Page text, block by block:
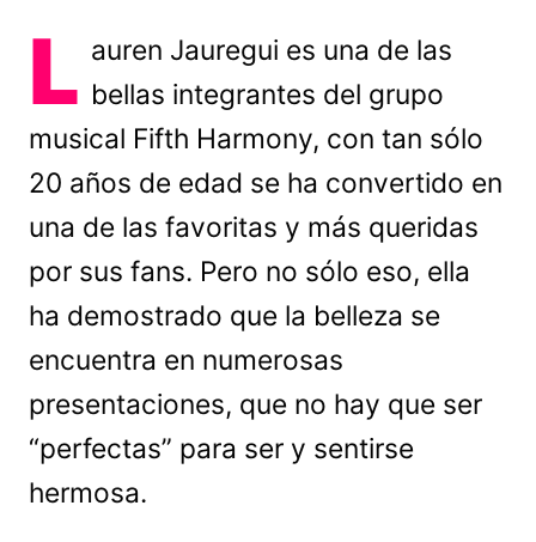
L auren Jauregui es una de las
bellas integrantes del grupo
musical Fifth Harmony, con tan sólo
20 años de edad se ha convertido en
una de las favoritas y más queridas
por sus fans. Pero no sólo eso, ella
ha demostrado que la belleza se
encuentra en numerosas
presentaciones, que no hay que ser
“perfectas” para ser y sentirse
hermosa.